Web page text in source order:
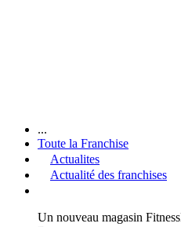
...
Toute la Franchise
Actualites
Actualité des franchises
Un nouveau magasin